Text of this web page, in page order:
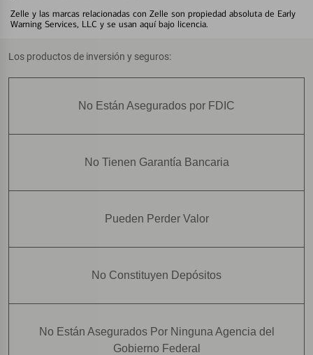
Zelle y las marcas relacionadas con Zelle son propiedad absoluta de Early
Warning Services, LLC y se usan aquí bajo licencia.
Los productos de inversión y seguros:
No Están Asegurados por FDIC
No Tienen Garantía Bancaria
Pueden Perder Valor
No Constituyen Depósitos
No Están Asegurados Por Ninguna Agencia del
Gobierno Federal